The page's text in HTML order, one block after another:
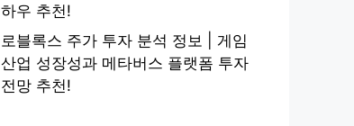
하우 추천!
로블록스 주가 투자 분석 정보 | 게임
산업 성장성과 메타버스 플랫폼 투자
전망 추천!